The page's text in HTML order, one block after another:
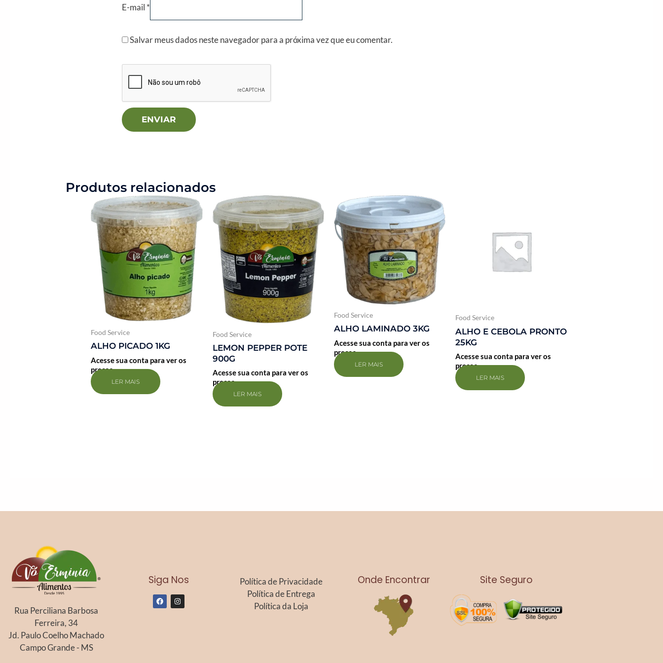
E-mail *
Salvar meus dados neste navegador para a próxima vez que eu comentar.
Produtos relacionados
Food Service
ALHO PICADO 1KG
Acesse sua conta para ver os
preços
LER MAIS
Food Service
LEMON PEPPER POTE
900G
Acesse sua conta para ver os
preços
LER MAIS
Food Service
ALHO LAMINADO 3KG
Acesse sua conta para ver os
preços
LER MAIS
Food Service
ALHO E CEBOLA PRONTO
25KG
Acesse sua conta para ver os
preços
LER MAIS
Rua Perciliana Barbosa
Ferreira, 34
Jd. Paulo Coelho Machado
Campo Grande - MS
Siga Nos
F
a
c
I
n
s
Política de Privacidade
Política de Entrega
Política da Loja
Onde Encontrar Site Seguro